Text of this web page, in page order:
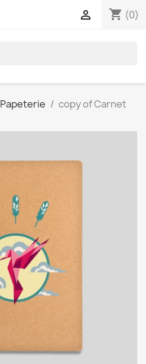
shopping_cart (0)

Papeterie
copy of Carnet